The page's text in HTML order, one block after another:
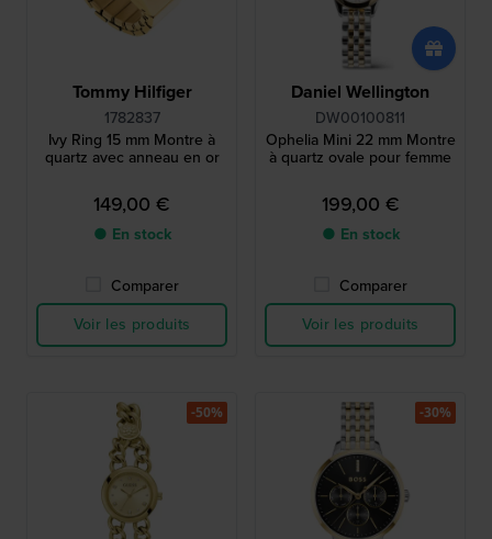
Tommy Hilfiger
1782837
Ivy Ring 15 mm Montre à
quartz avec anneau en or
149,00 €
● En stock
Comparer
Voir les produits
Daniel Wellington
DW00100811
Ophelia Mini 22 mm Montre
à quartz ovale pour femme
199,00 €
● En stock
Comparer
Voir les produits
-50% -30%